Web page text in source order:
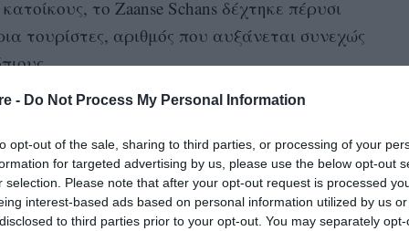
- Do Not Process My Personal Information
opt-out of the sale, sharing to third parties, or processing of your
for targeted advertising by us, please use the below opt-out
selection. Please note that after your opt-out request is processed
interest-based ads based on personal information utilized by us
to third parties prior to your opt-out. You may separately
το Zaanse Schans δέχτηκε πέρυσι
τουρίστες, αριθμός που αυξάνεται συνεχώς
σε αυλές, να χτυπούν πόρτες, ακόμα και
φωτογραφίσουν το εσωτερικό σπιτιών, δεν
ότι κάποιοι άνθρωποι
οι κάτοικοι.